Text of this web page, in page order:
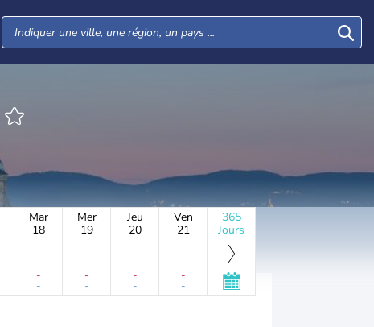
Mar
18
-
-
Mer
19
-
-
Jeu
20
-
-
Ven
21
-
-
365
Jours